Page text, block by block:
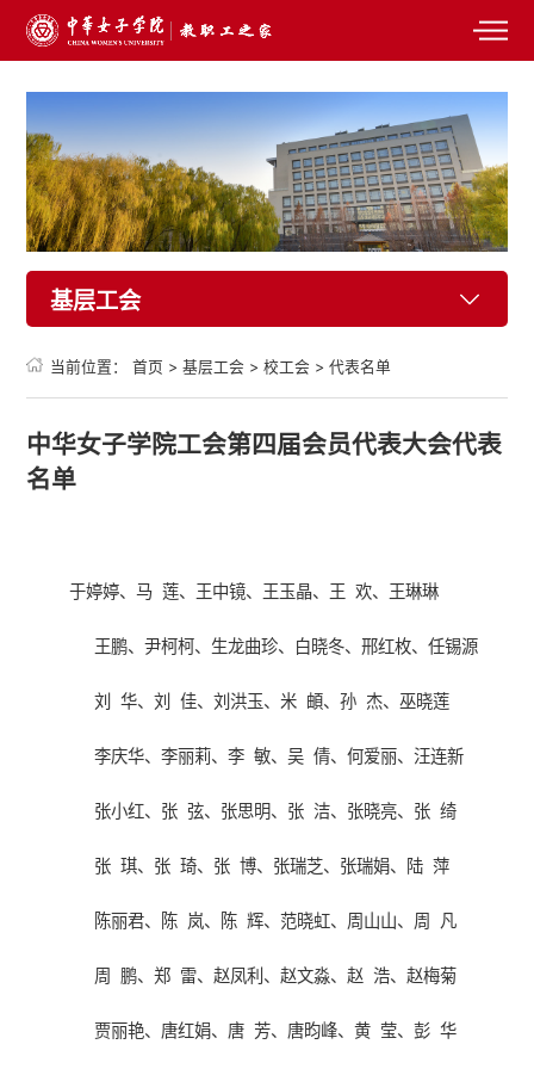
基层工会
当前位置：首页 >基层工会 >校工会 >代表名单
中华女子学院工会第四届会员代表大会代表
名单
于婷婷、马 莲、王中镜、王玉晶、王 欢、王琳琳
王鹏、尹柯柯、生龙曲珍、白晓冬、邢红枚、任锡源
刘 华、刘 佳、刘洪玉、米 頔、孙 杰、巫晓莲
李庆华、李丽莉、李 敏、吴 倩、何爱丽、汪连新
张小红、张 弦、张思明、张 洁、张晓亮、张 绮
张 琪、张 琦、张 博、张瑞芝、张瑞娟、陆 萍
陈丽君、陈 岚、陈 辉、范晓虹、周山山、周 凡
周 鹏、郑 雷、赵凤利、赵文淼、赵 浩、赵梅菊
贾丽艳、唐红娟、唐 芳、唐昀峰、黄 莹、彭 华